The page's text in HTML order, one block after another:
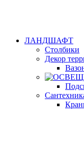
ЛАНДШАФТ
Столбики
Декор